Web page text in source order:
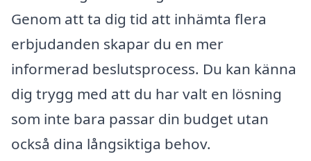
Genom att ta dig tid att inhämta flera
erbjudanden skapar du en mer
informerad beslutsprocess. Du kan känna
dig trygg med att du har valt en lösning
som inte bara passar din budget utan
också dina långsiktiga behov.